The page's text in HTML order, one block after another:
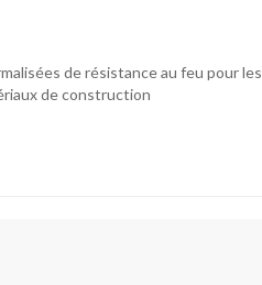
de résistance au feu pour les
de construction